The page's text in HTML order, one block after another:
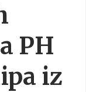
PH
iz